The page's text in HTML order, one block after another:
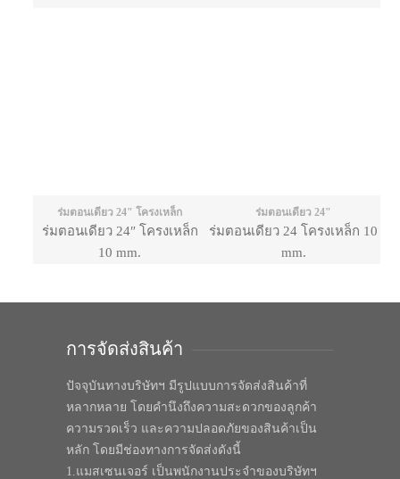
ร่มตอนเดียว 24" โครงเหล็ก
ร่มตอนเดียว 24″ โครงเหล็ก
10 mm.
ร่มตอนเดียว 24"
ร่มตอนเดียว 24 โครงเหล็ก 10
mm.
การจัดส่งสินค้า
ปัจจุบันทางบริษัทฯ มีรูปแบบการจัดส่งสินค้าที่
หลากหลาย โดยคำนึงถึงความสะดวกของลูกค้า
ความรวดเร็ว และความปลอดภัยของสินค้าเป็น
หลัก โดยมีช่องทางการจัดส่งดังนี้
1.แมสเซนเจอร์ เป็นพนักงานประจำของบริษัทฯ